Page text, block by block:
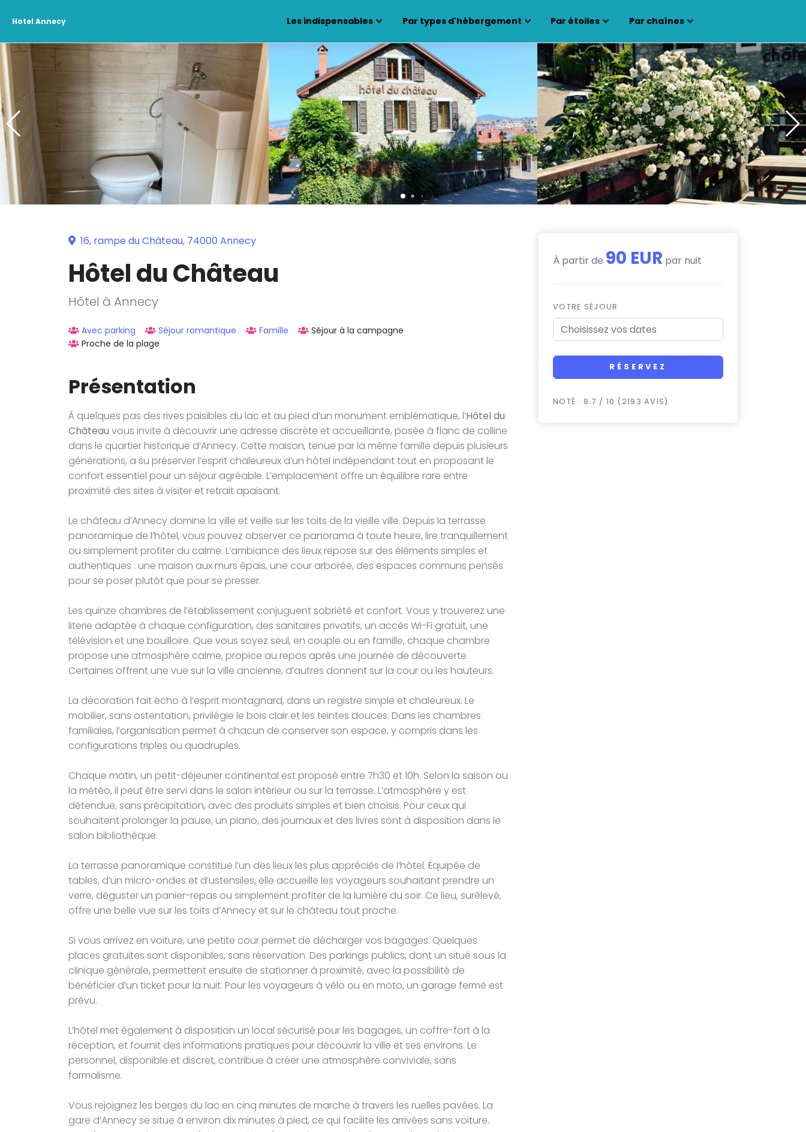
Hotel Annecy Les indispensables Par types d'hébergement Par étoiles Par chaînes
16, rampe du Château, 74000 Annecy
Hôtel du Château
Hôtel à Annecy
Avec parking Séjour romantique Famille
Séjour à la campagne
Proche de la plage
Présentation
À quelques pas des rives paisibles du lac et au pied d’un monument emblématique, l’Hôtel du
Château vous invite à découvrir une adresse discrète et accueillante, posée à flanc de colline
dans le quartier historique d’Annecy. Cette maison, tenue par la même famille depuis plusieurs
générations, a su préserver l’esprit chaleureux d’un hôtel indépendant tout en proposant le
confort essentiel pour un séjour agréable. L’emplacement offre un équilibre rare entre
proximité des sites à visiter et retrait apaisant.
Le château d’Annecy domine la ville et veille sur les toits de la vieille ville. Depuis la terrasse
panoramique de l’hôtel, vous pouvez observer ce panorama à toute heure, lire tranquillement
ou simplement profiter du calme. L’ambiance des lieux repose sur des éléments simples et
authentiques : une maison aux murs épais, une cour arborée, des espaces communs pensés
pour se poser plutôt que pour se presser.
Les quinze chambres de l’établissement conjuguent sobriété et confort. Vous y trouverez une
literie adaptée à chaque configuration, des sanitaires privatifs, un accès Wi-Fi gratuit, une
télévision et une bouilloire. Que vous soyez seul, en couple ou en famille, chaque chambre
propose une atmosphère calme, propice au repos après une journée de découverte.
Certaines offrent une vue sur la ville ancienne, d’autres donnent sur la cour ou les hauteurs.
La décoration fait écho à l’esprit montagnard, dans un registre simple et chaleureux. Le
mobilier, sans ostentation, privilégie le bois clair et les teintes douces. Dans les chambres
familiales, l’organisation permet à chacun de conserver son espace, y compris dans les
configurations triples ou quadruples.
Chaque matin, un petit-déjeuner continental est proposé entre 7h30 et 10h. Selon la saison ou
la météo, il peut être servi dans le salon intérieur ou sur la terrasse. L’atmosphère y est
détendue, sans précipitation, avec des produits simples et bien choisis. Pour ceux qui
souhaitent prolonger la pause, un piano, des journaux et des livres sont à disposition dans le
salon bibliothèque.
La terrasse panoramique constitue l’un des lieux les plus appréciés de l’hôtel. Équipée de
tables, d’un micro-ondes et d’ustensiles, elle accueille les voyageurs souhaitant prendre un
verre, déguster un panier-repas ou simplement profiter de la lumière du soir. Ce lieu, surélevé,
offre une belle vue sur les toits d’Annecy et sur le château tout proche.
Si vous arrivez en voiture, une petite cour permet de décharger vos bagages. Quelques
places gratuites sont disponibles, sans réservation. Des parkings publics, dont un situé sous la
clinique générale, permettent ensuite de stationner à proximité, avec la possibilité de
bénéficier d’un ticket pour la nuit. Pour les voyageurs à vélo ou en moto, un garage fermé est
prévu.
L’hôtel met également à disposition un local sécurisé pour les bagages, un coffre-fort à la
réception, et fournit des informations pratiques pour découvrir la ville et ses environs. Le
personnel, disponible et discret, contribue à créer une atmosphère conviviale, sans
formalisme.
Vous rejoignez les berges du lac en cinq minutes de marche à travers les ruelles pavées. La
gare d’Annecy se situe à environ dix minutes à pied, ce qui facilite les arrivées sans voiture.
À partir de 90 EUR par nuit
VOTRE SÉJOUR
RÉSERVEZ
NOTÉ : 8.7 / 10 (2193 AVIS)